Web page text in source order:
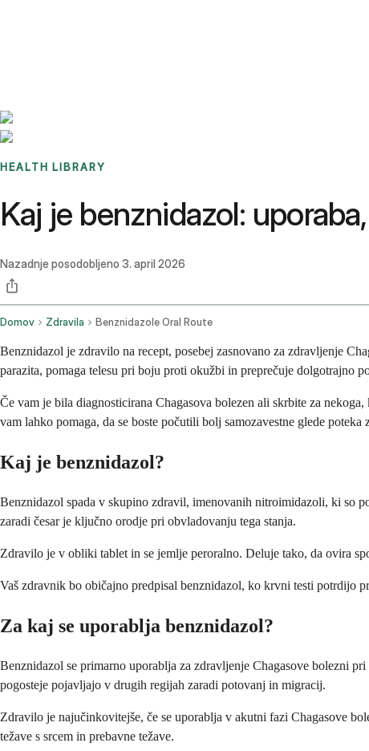
HEALTH LIBRARY
Kaj je benznidazol:
Nazadnje posodobljeno 3. april 2026
Domov Zdravila Benznidazole Oral Route
Benznidazol je zdravilo na recept, posebej zasnovano za zdravljenje
parazita, pomaga telesu pri boju proti okužbi in preprečuje dolgotrajno
Če vam je bila diagnosticirana Chagasova bolezen ali skrbite za
vam lahko pomaga, da se boste počutili bolj samozavestne glede poteka
Kaj je benznidazol?
Benznidazol spada v skupino zdravil, imenovanih nitroimidazoli, ki so
zaradi česar je ključno orodje pri obvladovanju tega stanja.
Zdravilo je v obliki tablet in se jemlje peroralno. Deluje tako, da ovira
Vaš zdravnik bo običajno predpisal benznidazol, ko krvni testi potrdijo
Za kaj se uporablja benznidazol?
Benznidazol se primarno uporablja za zdravljenje Chagasove bolezni
pogosteje pojavljajo v drugih regijah zaradi potovanj in migracij.
Zdravilo je najučinkovitejše, če se uporablja v akutni fazi Chagasove
težave s srcem in prebavne težave.